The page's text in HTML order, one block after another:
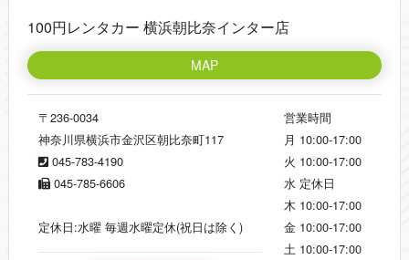
100円レンタカー 横浜朝比奈インター店
MAP
〒236-0034
神奈川県横浜市金沢区朝比奈町117
045-783-4190
045-785-6606
定休日:水曜 毎週水曜定休(祝日は除く)
営業時間
月 10:00-17:00
火 10:00-17:00
水 定休日
木 10:00-17:00
金 10:00-17:00
土 10:00-17:00